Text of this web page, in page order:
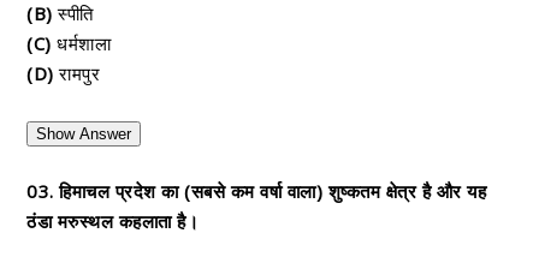
(B) स्पीति
(C) धर्मशाला
(D) रामपुर
Show Answer
03. हिमाचल प्रदेश का (सबसे कम वर्षा वाला) शुष्कतम क्षेत्र है और यह
ठंडा मरुस्थल कहलाता है।